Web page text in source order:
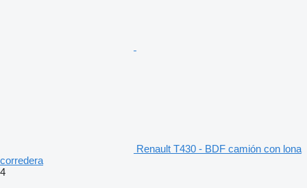
Renault T430 - BDF camión con lona
corredera
4